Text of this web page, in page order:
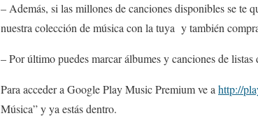
– Además, si las millones de canciones disponibles se te
nuestra colección de música con la tuya y también
– Por último puedes marcar álbumes y canciones de
Para acceder a Google Play Music Premium ve a http://
Música” y ya estás dentro.